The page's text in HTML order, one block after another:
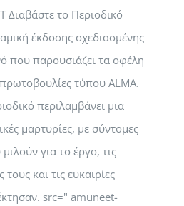
Διαβάστε το Περιοδικό
έκδοσης σχεδιασμένης
που παρουσιάζει τα οφέλη
τύπου ALMA.
περιλαμβάνει μια
μαρτυρίες, με σύντομες
για το έργο, τις
τους και τις ευκαιρίες
src=" amuneet-